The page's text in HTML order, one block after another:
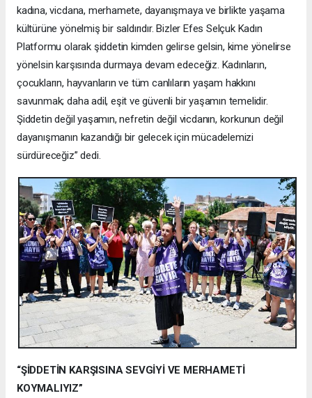
kadına, vicdana, merhamete, dayanışmaya ve birlikte yaşama
kültürüne yönelmiş bir saldırıdır. Bizler Efes Selçuk Kadın
Platformu olarak şiddetin kimden gelirse gelsin, kime yönelirse
yönelsin karşısında durmaya devam edeceğiz. Kadınların,
çocukların, hayvanların ve tüm canlıların yaşam hakkını
savunmak; daha adil, eşit ve güvenli bir yaşamın temelidir.
Şiddetin değil yaşamın, nefretin değil vicdanın, korkunun değil
dayanışmanın kazandığı bir gelecek için mücadelemizi
sürdüreceğiz” dedi.
“ŞİDDETİN KARŞISINA SEVGİYİ VE MERHAMETİ
KOYMALIYIZ”